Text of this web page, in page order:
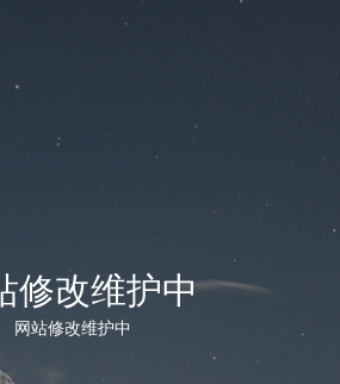
修改维护中
网站修改维护中